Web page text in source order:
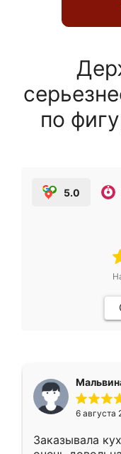
по
5.0
6 августа
Заказывала